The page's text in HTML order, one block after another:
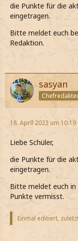
die Punkte für die
eingetragen.
Bitte meldet euch
Redaktion.
sasyan
18. April 2023 um 10:19
Liebe Schüler,
die Punkte für die
eingetragen.
Bitte meldet euch in
Punkte vermisst.
Einmal editiert,